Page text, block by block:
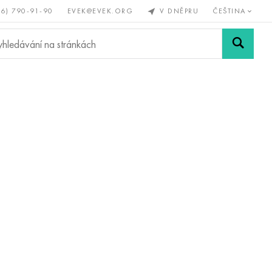
790-91-90 EVEK@EVEK.ORG V DNĚPRU ČEŠTINA
Legovaná Sítě a